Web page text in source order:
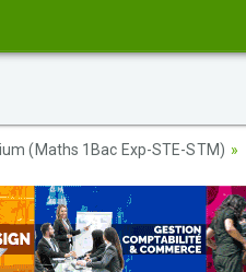
(Maths 1Bac Exp-STE-STM)